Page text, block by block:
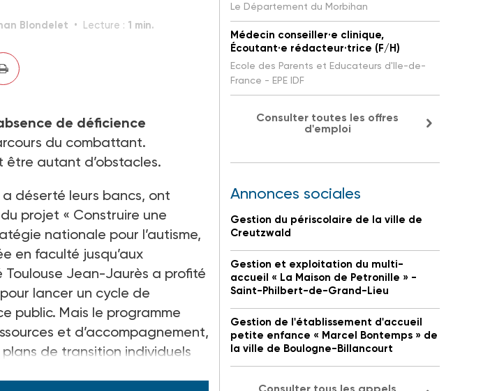
Blondelet Lecture : 1 min.
de déficience
du combattant.
être autant d’obstacles.
déserté leurs bancs, ont
projet « Construire une
nationale pour l’autisme,
en faculté jusqu’aux
Toulouse Jean-Jaurès a profité
lancer un cycle de
public. Mais le programme
et d’accompagnement,
de transition individuels
Le Département du Morbihan
Médecin conseiller·e clinique,
Écoutant·e rédacteur·trice (F/H)
Ecole des Parents et Educateurs d'Ile-de-
France - EPE IDF
Consulter toutes les offres
d'emploi
Annonces sociales
Gestion du périscolaire de la ville de
Creutzwald
Gestion et exploitation du multi-
accueil « La Maison de Petronille » -
Saint-Philbert-de-Grand-Lieu
Gestion de l'établissement d'accueil
petite enfance « Marcel Bontemps » de
la ville de Boulogne-Billancourt